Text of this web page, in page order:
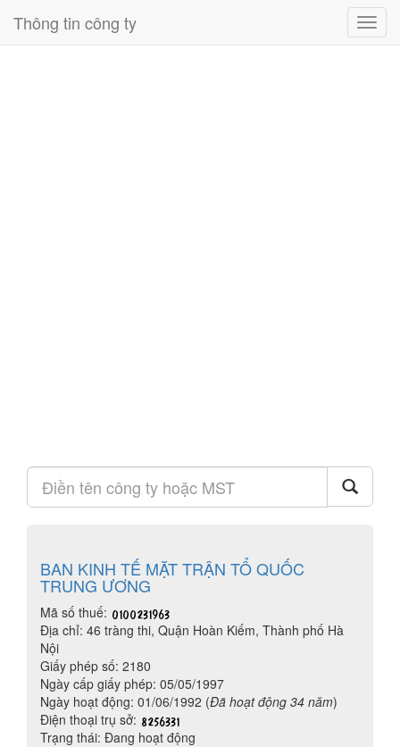
Thông tin công ty
BAN KINH TẾ MẶT TRẬN TỔ QUỐC
TRUNG ƯƠNG
Mã số thuế:
Địa chỉ: 46 tràng thi, Quận Hoàn Kiếm, Thành phố Hà
Nội
Giấy phép số: 2180
Ngày cấp giấy phép: 05/05/1997
Ngày hoạt động: 01/06/1992 (Đã hoạt động 34 năm)
Điện thoại trụ sở:
Trạng thái: Đang hoạt động